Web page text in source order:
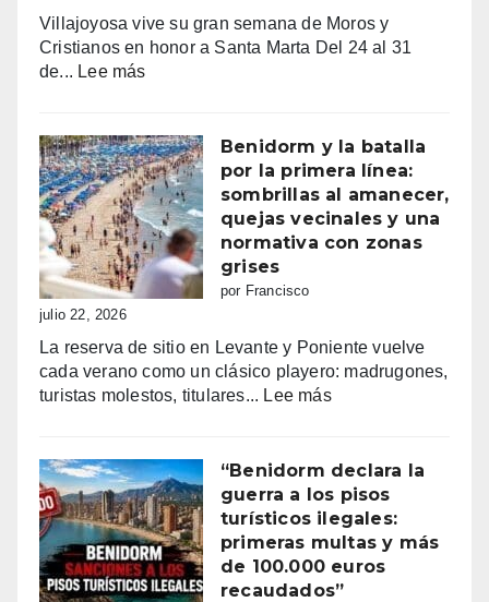
y
emoción
Villajoyosa vive su gran semana de Moros y
Cristianos en honor a Santa Marta Del 24 al 31
de... Lee más:
patronales
Consulta
la
programación
completa
de
Cristianos
de
Villajoyosa
Benidorm y la batalla
por la primera línea:
sombrillas al amanecer,
quejas vecinales y una
normativa con zonas
grises
por Francisco
julio 22, 2026
La reserva de sitio en Levante y Poniente vuelve
cada verano como un clásico playero: madrugones,
turistas molestos, titulares... Lee más:
la
batalla
por
la
primera
línea:
“Benidorm declara la
guerra a los pisos
turísticos ilegales:
primeras multas y más
de 100.000 euros
recaudados”